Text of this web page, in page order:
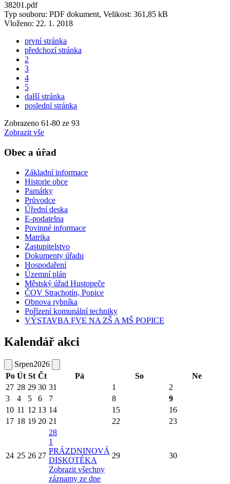
38201.pdf
Typ souboru: PDF dokument, Velikost: 361,85 kB
Vloženo: 22. 1. 2018
první stránka
předchozí stránka
2
3
4
5
další stránka
poslední stránka
Zobrazeno 61-80 ze 93
Zobrazit vše
Obec a úřad
Základní informace
Historie obce
Památky
Průvodce
Úřední deska
E-podatelna
Povinné informace
Matrika
Zastupitelstvo
Dokumenty úřadu
Hospodaření
Územní plán
Městský úřad Hustopeče
ČOV Strachotín, Popice
Obnova rybníka
Pořízení komunální techniky
VÝSTAVBA FVE NA ZŠ A MŠ POPICE
Kalendář akci
Srpen2026
Po Út St Čt Pá So
Ne
27 28 29 30 31 1
2
3
4 5 6 7 8
9
10 11 12 13 14 15
16
17 18 19 20 21 22 23
24 25 26 27
28
1
PRÁZDNINOVÁ
DISKOTÉKA
Zobrazit všechny
záznamy ze dne
29 30